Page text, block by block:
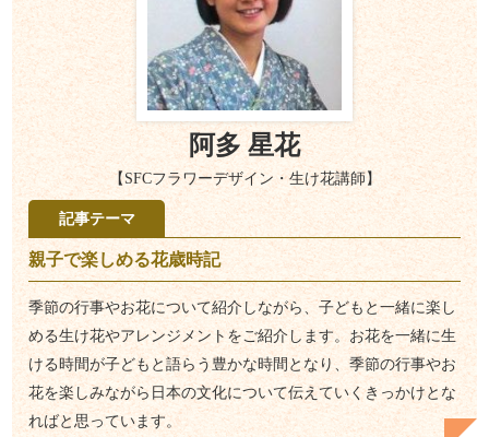
阿多 星花
【SFCフラワーデザイン・生け花講師】
記事テーマ
親子で楽しめる花歳時記
季節の行事やお花について紹介しながら、子どもと一緒に楽し
める生け花やアレンジメントをご紹介します。お花を一緒に生
ける時間が子どもと語らう豊かな時間となり、季節の行事やお
花を楽しみながら日本の文化について伝えていくきっかけとな
ればと思っています。